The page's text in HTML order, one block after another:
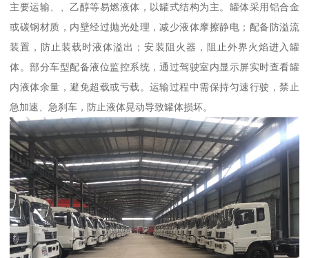
主要运输、、乙醇等易燃液体，以罐式结构为主。罐体采用铝合金
或碳钢材质，内壁经过抛光处理，减少液体摩擦静电；配备防溢流
装置，防止装载时液体溢出；安装阻火器，阻止外界火焰进入罐
体。部分车型配备液位监控系统，通过驾驶室内显示屏实时查看罐
内液体余量，避免超载或亏载。运输过程中需保持匀速行驶，禁止
急加速、急刹车，防止液体晃动导致罐体损坏。​